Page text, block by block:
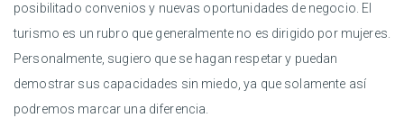
posibilitado convenios y nuevas oportunidades de negocio. El
turismo es un rubro que generalmente no es dirigido por mujeres.
Personalmente, sugiero que se hagan respetar y puedan
demostrar sus capacidades sin miedo, ya que solamente así
podremos marcar una diferencia.